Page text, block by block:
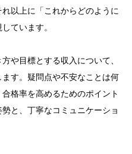
以上に「これからどのように
ています。
や目標とする収入について、
す。疑問点や不安なことは何
格率を高めるためのポイント
と、丁寧なコミュニケーショ